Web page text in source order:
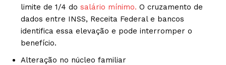
limite de 1/4 do salário mínimo. O cruzamento de
dados entre INSS, Receita Federal e bancos
identifica essa elevação e pode interromper o
benefício.
Alteração no núcleo familiar